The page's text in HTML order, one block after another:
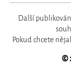
Další
Pokud chcete
©